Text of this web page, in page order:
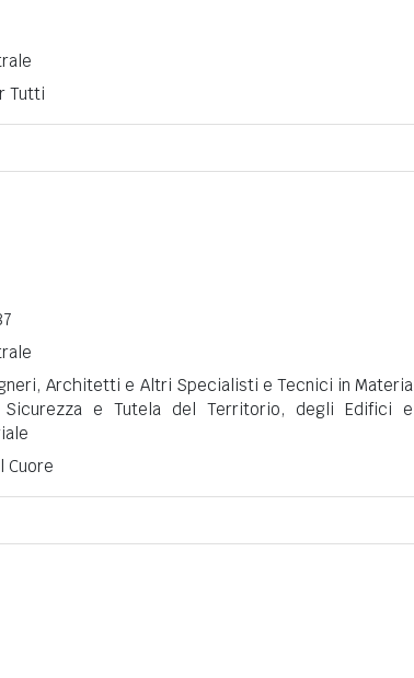
Tutti
Architetti e Altri Specialisti e Tecnici in Materia
e Tutela del Territorio, degli Edifici e
Cuore